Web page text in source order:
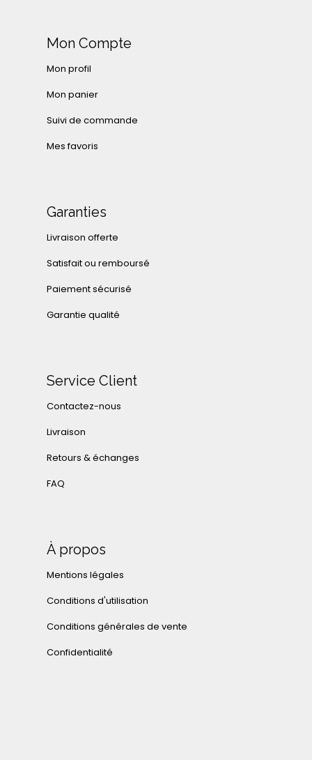
Mon Compte
Mon profil
Mon panier
Suivi de commande
Mes favoris
Garanties
Livraison offerte
Satisfait ou remboursé
Paiement sécurisé
Garantie qualité
Service Client
Contactez-nous
Livraison
Retours & échanges
FAQ
À propos
Mentions légales
Conditions d'utilisation
Conditions générales de vente
Confidentialité